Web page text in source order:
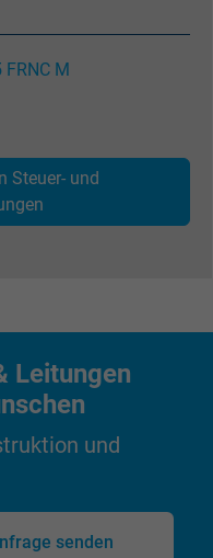
für Website-Analyse,
und
Ltd.
M
Steuer- und
Leitungen
und
senden